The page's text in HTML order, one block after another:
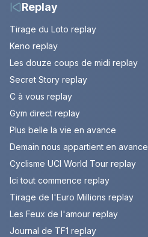
Replay
Tirage du Loto replay
Keno replay
Les douze coups de midi replay
Secret Story replay
C à vous replay
Gym direct replay
Plus belle la vie en avance
Demain nous appartient en avance
Cyclisme UCI World Tour replay
Ici tout commence replay
Tirage de l'Euro Millions replay
Les Feux de l'amour replay
Journal de TF1 replay